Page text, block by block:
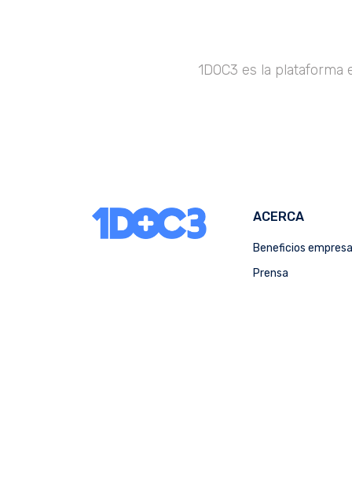
1DOC3 es la
ACERCA
Beneficios
Prensa